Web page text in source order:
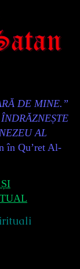
DE MINE.”
AL
în Qu’ret Al-